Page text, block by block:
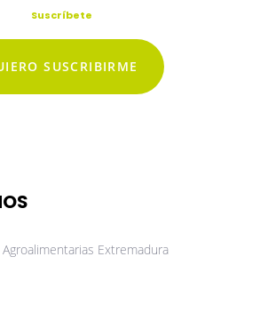
Suscríbete
SUSCRIBIRME
Extremadura